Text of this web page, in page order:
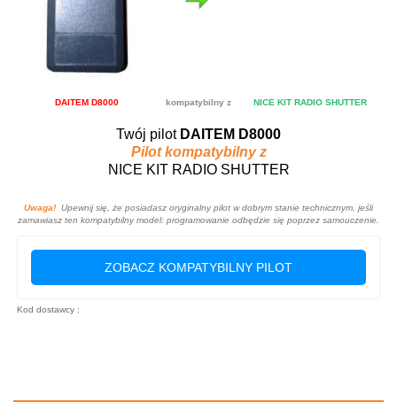
DAITEM D8000 kompatybilny z NICE KIT RADIO SHUTTER
Twój pilot DAITEM D8000
Pilot kompatybilny z
NICE KIT RADIO SHUTTER
Uwaga! Upewnij się, że posiadasz oryginalny pilot w dobrym stanie technicznym, jeśli
zamawiasz ten kompatybilny model: programowanie odbędzie się poprzez samouczenie.
ZOBACZ KOMPATYBILNY PILOT
Kod dostawcy :